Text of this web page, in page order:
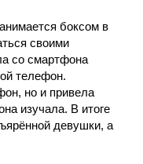
боксом в
своими
со смартфона
телефон.
но и привела
изучала. В итоге
девушки, а